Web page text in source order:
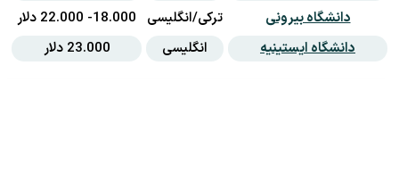
دانشگاه بیرونی
ترکی/انگلیسی
18.000- 22.000 دلار
دانشگاه ایستینیه
انگلیسی 23.000 دلار